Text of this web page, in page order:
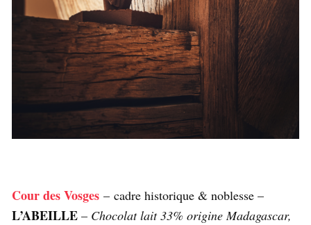
Cour des Vosges – cadre historique & noblesse –
L’ABEILLE – Chocolat lait 33% origine Madagascar,